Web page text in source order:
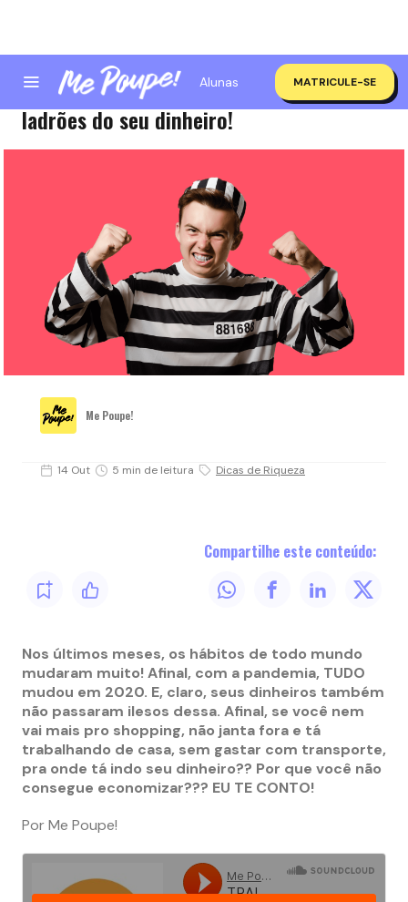
Alunas MATRICULE-SE
Não consegue economizar? Veja 4 NOVOS
ladrões do seu dinheiro!
Me Poupe!
14 Out 5 min de leitura Dicas de Riqueza
Compartilhe este conteúdo:
Nos últimos meses, os hábitos de todo mundo
mudaram muito! Afinal, com a pandemia, TUDO
mudou em 2020. E, claro, seus dinheiros também
não passaram ilesos dessa. Afinal, se você nem
vai mais pro shopping, não janta fora e tá
trabalhando de casa, sem gastar com transporte,
pra onde tá indo seu dinheiro?? Por que você não
consegue economizar??? EU TE CONTO!
Por Me Poupe!